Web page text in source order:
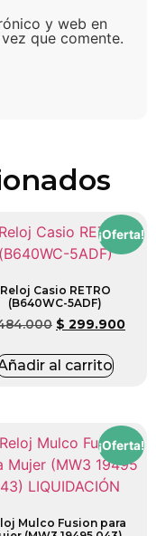
y web en
que comente.
¡Oferta!
Reloj Casio RETRO
(B640WC-5ADF)
$ 299.900
al carrito
¡Oferta!
Mulco Fusion para